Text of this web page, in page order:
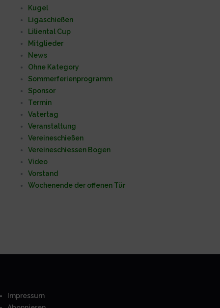
Kugel
Ligaschießen
Liliental Cup
Mitglieder
News
Ohne Kategory
Sommerferienprogramm
Sponsor
Termin
Vatertag
Veranstaltung
Vereineschießen
Vereineschiessen Bogen
Video
Vorstand
Wochenende der offenen Tür
Impressum